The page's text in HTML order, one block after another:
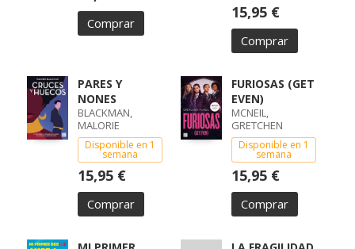
Comprar
15,95 €
Comprar
PARES Y
NONES
BLACKMAN,
MALORIE
Disponible en 1
semana
15,95 €
Comprar
FURIOSAS (GET
EVEN)
MCNEIL,
GRETCHEN
Disponible en 1
semana
15,95 €
Comprar